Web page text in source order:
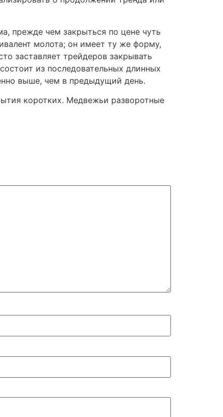
прежде чем закрыться по цене чуть
молота; он имеет ту же форму,
заставляет трейдеров закрывать
из последовательных длинных
выше, чем в предыдущий день.
коротких. Медвежьи разворотные